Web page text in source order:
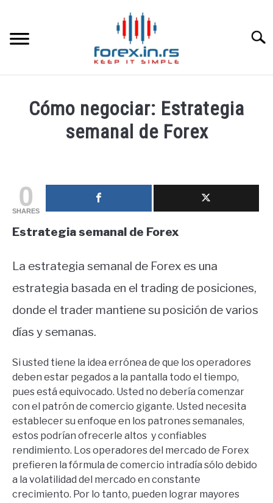
content
HOME ESPAÑOLA
LA INVERSIÓN
PAMM
CONTACT
Cómo negociar: Estrategia
semanal de Forex
in
financiera
0
SHARES
Estrategia semanal de Forex
La estrategia semanal de Forex es una
estrategia basada en el trading de posiciones,
donde el trader mantiene su posición de varios
días y semanas.
Si usted tiene la idea errónea de que los operadores
deben estar pegados a la pantalla todo el tiempo,
pues está equivocado. Usted no debería comenzar
con el patrón de comercio gigante. Usted necesita
establecer su enfoque en los patrones semanales,
estos podrían ofrecerle altos y confiables
rendimiento. Los operadores del mercado de Forex
prefieren la fórmula de comercio intradía sólo debido
a la volatilidad del mercado en constante
crecimiento. Por lo tanto, pueden lograr mayores